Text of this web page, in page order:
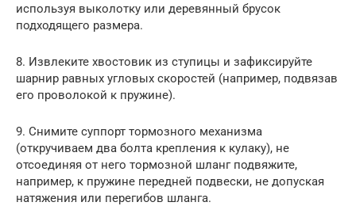
используя выколотку или деревянный брусок
подходящего размера.
8. Извлеките хвостовик из ступицы и зафиксируйте
шарнир равных угловых скоростей (например, подвязав
его проволокой к пружине).
9. Снимите суппорт тормозного механизма
(откручиваем два болта крепления к кулаку), не
отсоединяя от него тормозной шланг подвяжите,
например, к пружине передней подвески, не допуская
натяжения или перегибов шланга.